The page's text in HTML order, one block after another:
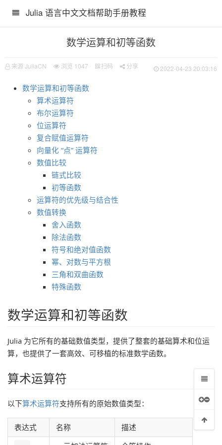
Julia 语言中文文档帮助手册教程
数学运算和初等函数
来源 JuliaCN 浏览 1047 扫码 分享 2022-04-23 20:03:16
数学运算和初等函数
算术运算符
布尔运算符
位运算符
复合赋值运算符
向量化 “点” 运算符
数值比较
链式比较
初等函数
运算符的优先级与结合性
数值转换
舍入函数
除法函数
符号和绝对值函数
幂、对数与平方根
三角和双曲函数
特殊函数
数学运算和初等函数
Julia 为它所有的基础数值类型，提供了整套的基础算术和位运
算，也提供了一套高效、可移植的标准数学函数。
算术运算符
以下算术运算符支持所有的原始数值类型：
表达式 名称 描述